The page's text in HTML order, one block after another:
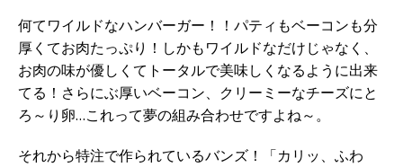
何てワイルドなハンバーガー！！パティもベーコンも分
厚くてお肉たっぷり！しかもワイルドなだけじゃなく、
お肉の味が優しくてトータルで美味しくなるように出来
てる！さらにぶ厚いベーコン、クリーミーなチーズにと
ろ～り卵…これって夢の組み合わせですよね～。
それから特注で作られているバンズ！「カリッ、ふわ